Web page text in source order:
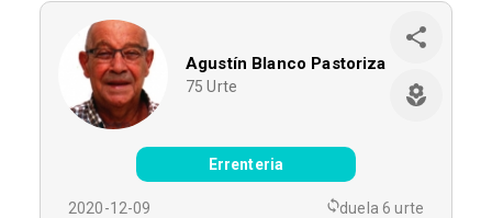
Agustín Blanco Pastoriza
75 Urte
Errenteria
2020-12-09 duela 6 urte